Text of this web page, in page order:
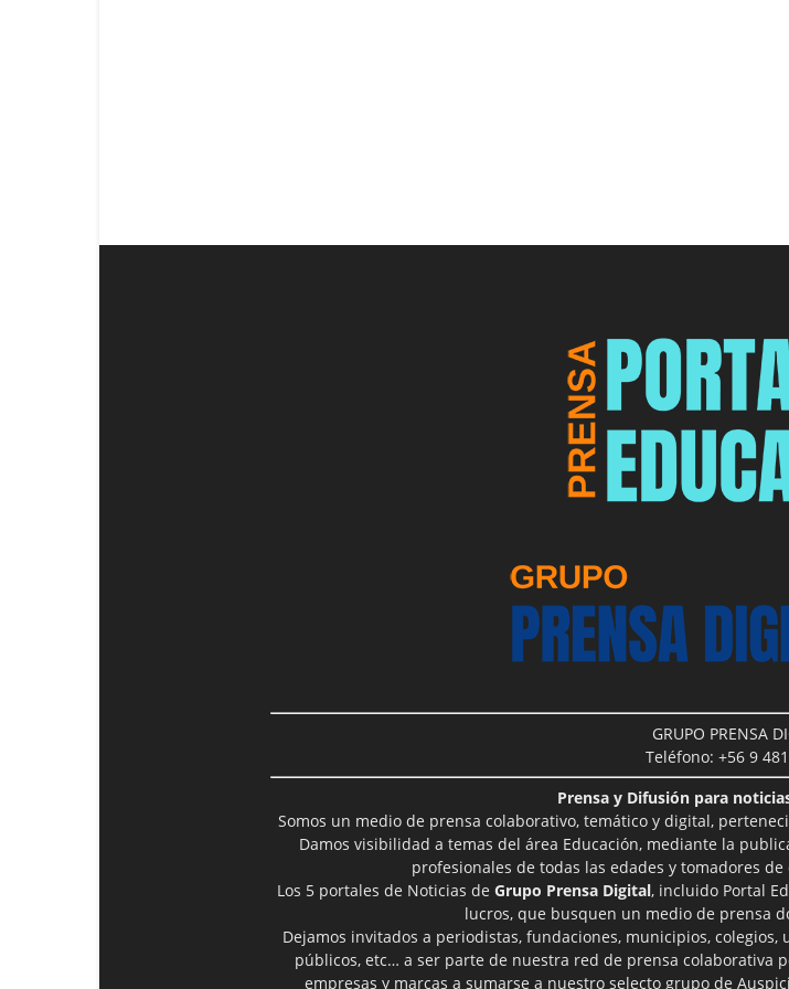
GRUPO PRENSA
Teléfono: +56 9
Prensa y Difusión para
Somos un medio de prensa colaborativo, temático y digital,
Damos visibilidad a temas del área Educación, mediante la
profesionales de todas las edades y tomadores
Los 5 portales de Noticias de Grupo Prensa Digital, incluido Portal
lucros, que busquen un medio de prensa
Dejamos invitados a periodistas, fundaciones, municipios,
públicos, etc… a ser parte de nuestra red de prensa colaborativa
empresas y marcas a sumarse a nuestro selecto grupo de